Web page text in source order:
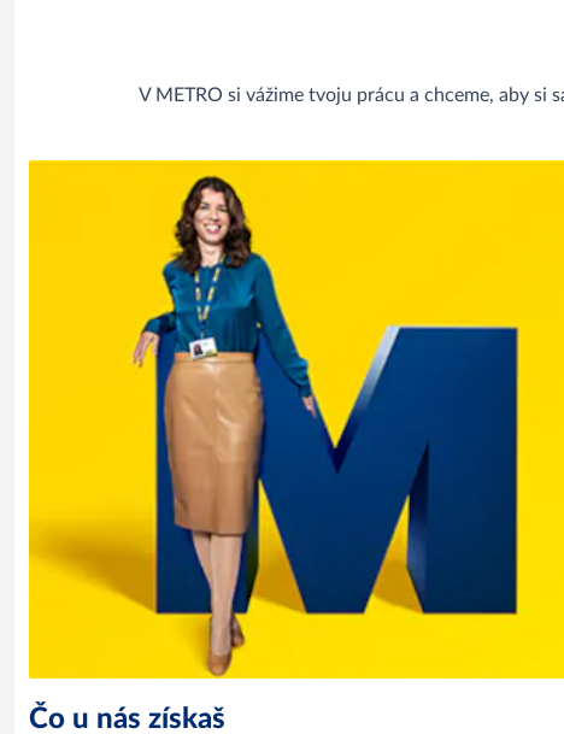
V METRO si vážime tvoju prácu a chceme, aby si
Čo u nás získaš